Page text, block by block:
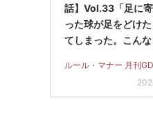
話】Vol.33「足に
った球が足をどけ
てしまった。こんな
ルール・マナー 月刊GD